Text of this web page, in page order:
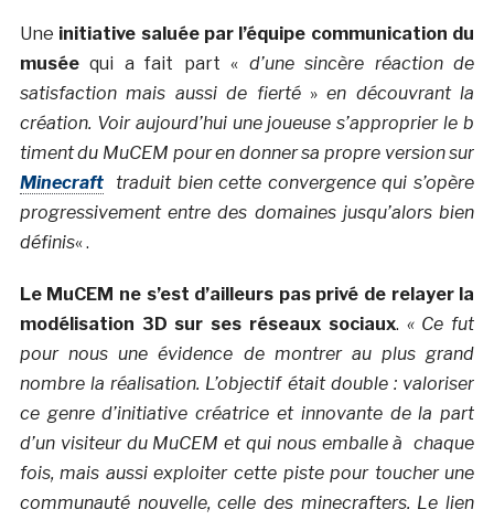
Une initiative saluée par l’équipe communication du
muséequi a fait part « d’une sincère réaction de
satisfaction mais aussi de fierté»en découvrant la
création. Voir aujourd’hui une joueuse s’approprier le b
timent du MuCEM pour en donner sa propre version sur
Minecrafttraduit bien cette convergence qui s’opère
progressivement entre des domaines jusqu’alors bien
définis« .
Le MuCEM ne s’est d’ailleurs pas privé de relayer la
modélisation 3D sur ses réseaux sociaux. « Ce fut
pour nous une évidence de montrer au plus grand
nombre la réalisation. L’objectif était double : valoriser
ce genre d’initiative créatrice et innovante de la part
d’un visiteur du MuCEM et qui nous emballe à chaque
fois, mais aussi exploiter cette piste pour toucher une
communauté nouvelle, celle des minecrafters. Le lien